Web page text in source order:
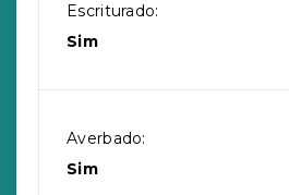
Escriturado:
Sim
Averbado:
Sim